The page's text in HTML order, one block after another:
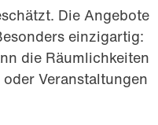
Die Angebote
einzigartig:
die Räumlichkeiten
Veranstaltungen